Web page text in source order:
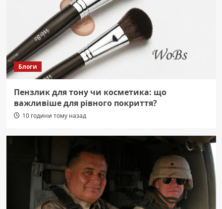
Блоги
Пензлик для тону чи косметика: що
важливіше для рівного покриття?
10 години тому назад